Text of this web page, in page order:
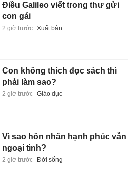
Điều Galileo viết trong thư gửi
con gái
2 giờ trước Xuất bản
Con không thích đọc sách thì
phải làm sao?
2 giờ trước Giáo dục
Vì sao hôn nhân hạnh phúc vẫn
ngoại tình?
2 giờ trước Đời sống